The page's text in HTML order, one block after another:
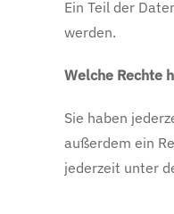
Ein Teil der
werden.
Welche Rechte
Sie haben
außerdem ein
jederzeit unter